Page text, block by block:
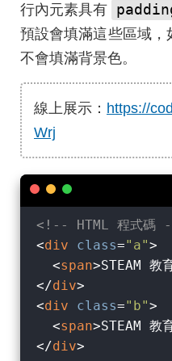
行內元素具有
預設會填滿這些區域，
不會填滿背景色。
線上展示： https://
Wrj
<!-- HTML 程式碼
<div class="a">
<span>STEAM 教
</div>
<div class="b">
<span>STEAM 教
</div>